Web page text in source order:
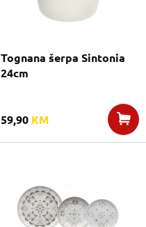
Tognana šerpa Sintonia
24cm
59,90 KM